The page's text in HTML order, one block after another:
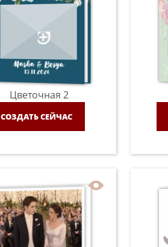
Цветочная 2
СОЗДАТЬ СЕЙЧАС